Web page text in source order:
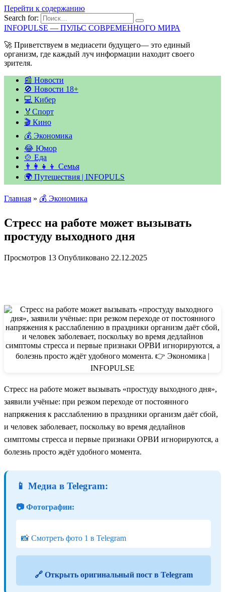
Перейти к содержанию
Search for:
INFOPULSE — ПУЛЬС СОВРЕМЕННОГО МИРА
🚀 Приветствуем в медиасети будущего— это единый
организм, где каждый луч информации находит своего
зрителя.
📰 Новости
🚫 Новости 18+
💻 Кибер
🏅Спорт
🎬 Кино
💰 Экономика
😂 Юмор
🍲 Еда
👨‍👩‍👧‍👦 Семья
🌍 Путешествия | INFOPULS
Главная » 💰 Экономика
Стресс на работе может вызывать
простуду выходного дня
Просмотров 13 Опубликовано 22.12.2025
Стресс на работе может вызывать «простуду выходного дня»,
заявили учёные: при резком переходе от постоянного
напряжения к расслаблению в праздники организм даёт сбой,
и человек заболевает, поскольку во время дедлайнов
симптомы стресса и первые признаки ОРВИ игнорируются, а
болезнь просто ждёт удобного момента.
📱 Медиа в Telegram:
📷 Фотографии:
📸 Смотреть фото 1 в Telegram
🔗 Открыть оригинальный пост в Telegram